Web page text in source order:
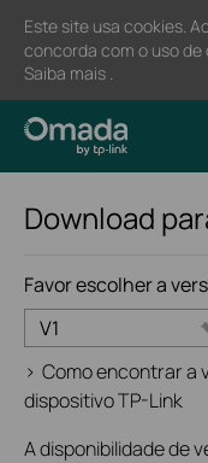
Este site usa cookies.
concorda com o uso de
Saiba mais .
Download
Favor escolher a
V1
> Como encontrar a
dispositivo TP-Link
A disponibilidade de